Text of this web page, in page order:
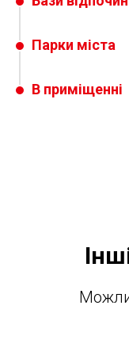
Парки міста
В приміщенні